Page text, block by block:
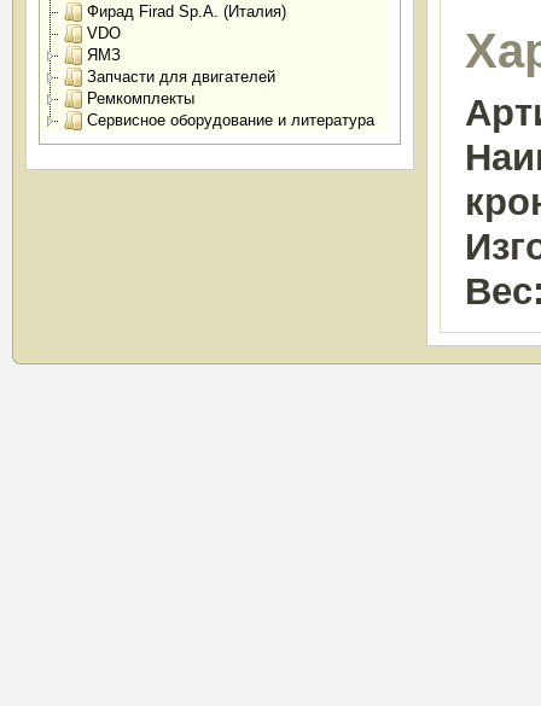
Фирад Firad Sp.A. (Италия)
VDO
ЯМЗ
Запчасти для двигателей
Ремкомплекты
Сервисное оборудование и литература